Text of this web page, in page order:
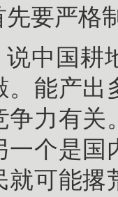
先要严格
中国耕
。能产出
争力有关
一个是
就可能撂